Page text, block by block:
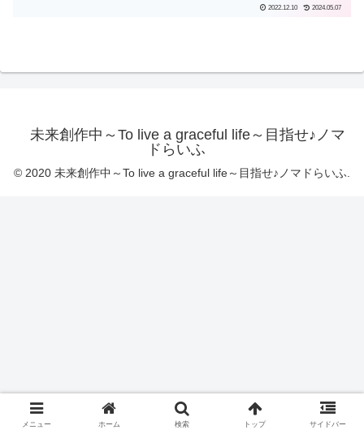
2022.12.10 2024.05.07
未来創作中～To live a graceful life～目指せ♪ノマ
ドらいふ
© 2020 未来創作中～To live a graceful life～目指せ♪ノマドらいふ.
メニュー ホーム 検索 トップ サイドバー